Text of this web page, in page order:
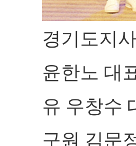
경기도지
윤한노 대
유 우창수
구원 김문